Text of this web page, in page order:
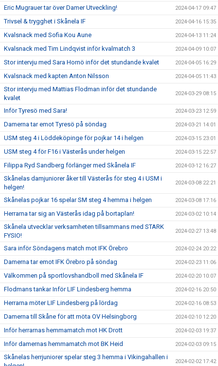
Eric Mugrauer tar över Damer Utveckling! 2024-04-17 09:47
Trivsel & trygghet i Skånela IF 2024-04-16 15:35
Kvalsnack med Sofia Kou Aune 2024-04-13 11:24
Kvalsnack med Tim Lindqvist inför kvalmatch 3 2024-04-09 10:07
Stor intervju med Sara Hornö inför det stundande kvalet 2024-04-05 16:29
Kvalsnack med kapten Anton Nilsson 2024-04-05 11:43
Stor intervju med Mattias Flodman inför det stundande
kvalet
2024-03-29 08:15
Inför Tyresö med Sara! 2024-03-23 12:59
Damerna tar emot Tyresö på söndag 2024-03-21 14:01
USM steg 4 i Löddeköpinge för pojkar 14 i helgen 2024-03-15 23:01
USM steg 4 för F16 i Västerås under helgen 2024-03-15 22:57
Filippa Ryd Sandberg förlänger med Skånela IF 2024-03-12 16:27
Skånelas damjuniorer åker till Västerås för steg 4 i USM i
helgen!
2024-03-08 22:21
Skånelas pojkar 16 spelar SM steg 4 hemma i helgen 2024-03-08 17:16
Herrarna tar sig an Västerås idag på bortaplan! 2024-03-02 10:14
Skånela utvecklar verksamheten tillsammans med STARK
FYSIO!
2024-02-27 13:48
Sara inför Söndagens match mot IFK Örebro 2024-02-24 20:22
Damerna tar emot IFK Örebro på söndag 2024-02-23 11:06
Välkommen på sportlovshandboll med Skånela IF 2024-02-20 10:07
Flodmans tankar Inför LIF Lindesberg hemma 2024-02-16 20:50
Herrarna möter LIF Lindesberg på lördag 2024-02-16 08:53
Damerna till Skåne för att möta OV Helsingborg 2024-02-10 12:20
Inför herrarnas hemmamatch mot HK Drott 2024-02-03 19:37
Inför damernas hemmamatch mot BK Heid 2024-02-03 09:15
Skånelas herrjuniorer spelar steg 3 hemma i Vikingahallen i
2024-02-02 17:42